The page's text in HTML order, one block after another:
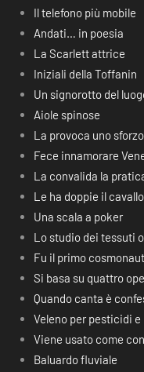
Il telefono più mobile
Andati… in poesia
La Scarlett attrice
Iniziali della Toffanin
Un signorotto del
Aiole spinose
La provoca uno sforzo
Fece innamorare
La convalida la
Le ha doppie il cavallo
Una scala a poker
Lo studio dei tessuti
Fu il primo
Si basa su quattro
Quando canta è
Veleno per pesticidi
Viene usato come
Baluardo fluviale